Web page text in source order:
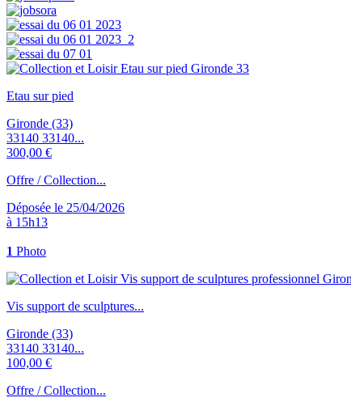
Etau sur pied
Gironde (33)
33140 33140...
300,00 €
Offre / Collection...
Déposée le 25/04/2026
à 15h13
1 Photo
Vis support de sculptures...
Gironde (33)
33140 33140...
100,00 €
Offre / Collection...